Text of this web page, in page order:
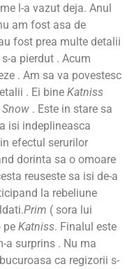
l-a vazut deja. Anul
am fost asa de
fost prea multe detalii
a pierdut . Acum
. Am sa va povestesc
. Ei bine Katniss
Snow . Este in stare sa
isi indeplineasca
efectul serurilor
dorinta sa o omoare
reuseste sa isi de-a
la rebeliune
Prim ( sora lui
pe Katniss. Finalul este
a surprins . Nu ma
ca regizorii s-